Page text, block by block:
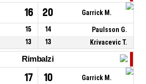
16 20 Garrick M.
15 14
Paulsson G.
13 13 Krivacevic T.
Rimbalzi
17 10 Garrick M.